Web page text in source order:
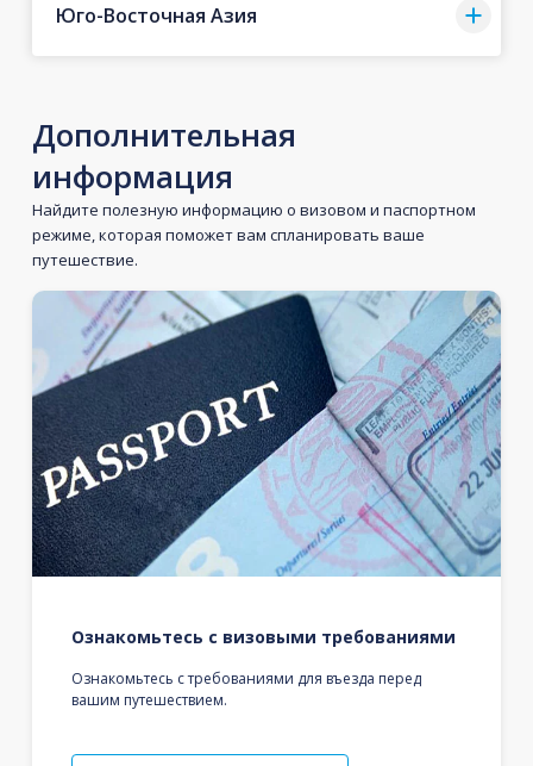
Юго-Восточная Азия
Дополнительная
информация
Найдите полезную информацию о визовом и паспортном
режиме, которая поможет вам спланировать ваше
путешествие.
Ознакомьтесь с визовыми требованиями
Ознакомьтесь с требованиями для въезда перед
вашим путешествием.